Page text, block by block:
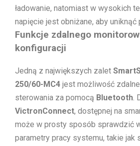
ładowanie, natomiast w wysokich
napięcie jest obniżane, aby uniknąć
Funkcje zdalnego
konfiguracji
Jedną z największych zalet
250/60-MC4 jest możliwość
sterowania za pomocą Bluetooth.
VictronConnect, dostępnej na
może w prosty sposób sprawdzić
parametry pracy systemu, takie jak